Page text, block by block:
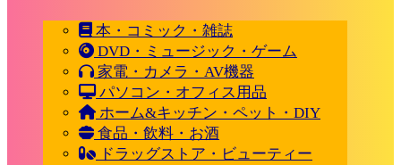
本・コミック・雑誌
DVD・ミュージック・ゲーム
家電・カメラ・AV機器
パソコン・オフィス用品
ホーム&キッチン・ペット・DIY
食品・飲料・お酒
ドラッグストア・ビューティー